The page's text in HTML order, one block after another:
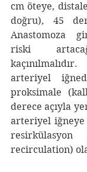
cm öteye,
doğru), 45
Anastomoza
riski
arteriyel
proksimale
derece açıyla
arteriyel iğneye
resirkülasyon
recirculation)